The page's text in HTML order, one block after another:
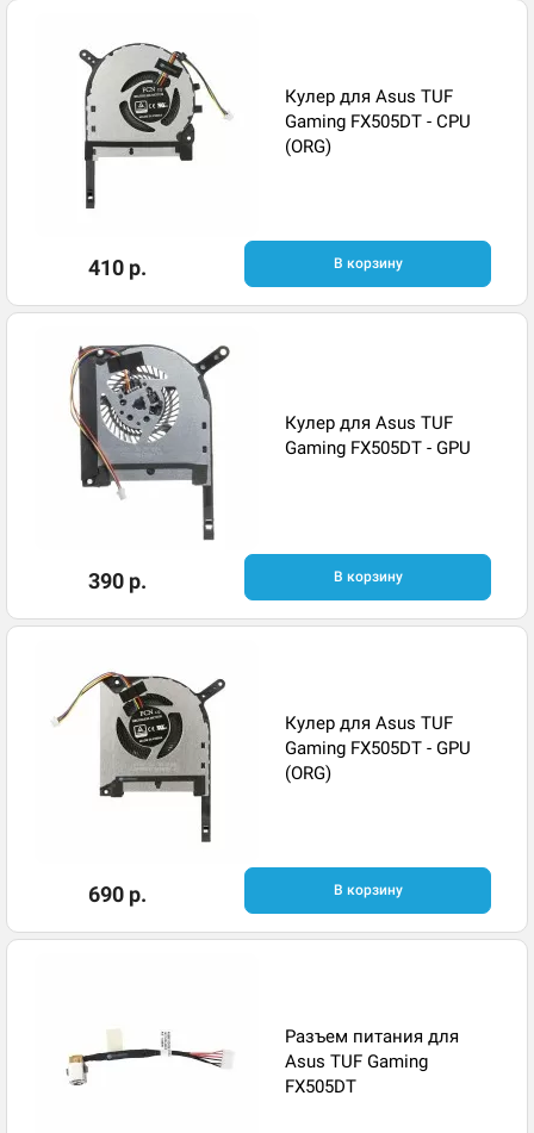
Кулер для Asus TUF
Gaming FX505DT - CPU
(ORG)
410 р. В корзину
Кулер для Asus TUF
Gaming FX505DT - GPU
390 р. В корзину
Кулер для Asus TUF
Gaming FX505DT - GPU
(ORG)
690 р. В корзину
Разъем питания для
Asus TUF Gaming
FX505DT